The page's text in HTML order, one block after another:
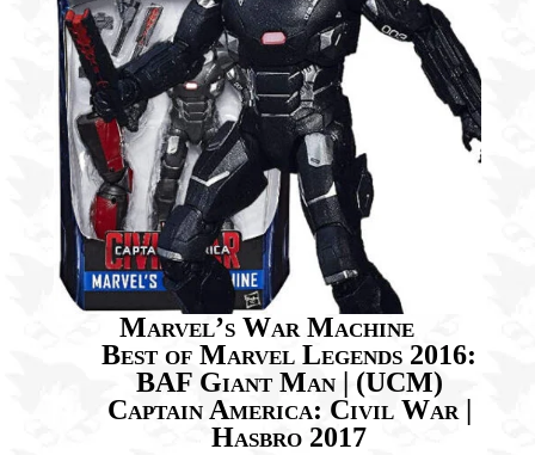
Marvel’s War Machine
Best of Marvel Legends 2016:
BAF Giant Man | (UCM)
Captain America: Civil War |
Hasbro 2017